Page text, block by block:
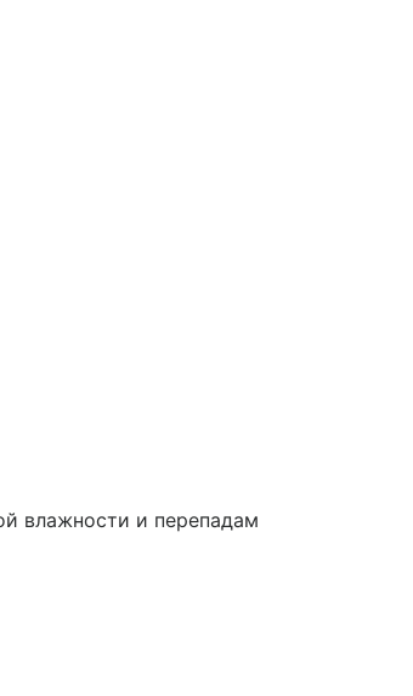
влажности и перепадам